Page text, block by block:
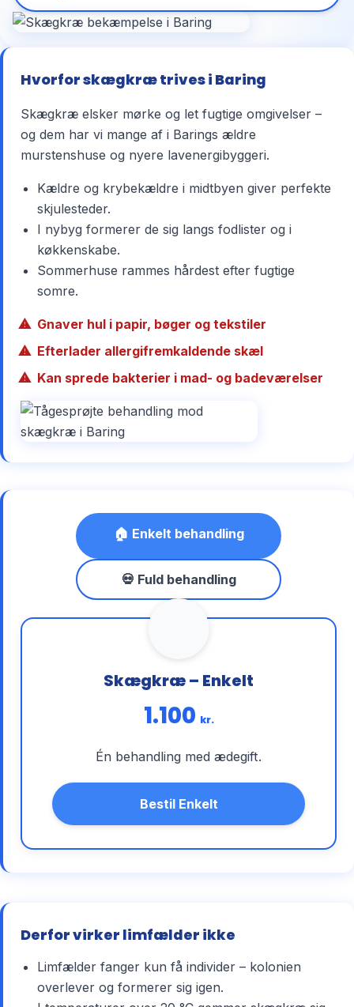
Hvorfor skægkræ trives i Baring
Skægkræ elsker mørke og let fugtige omgivelser –
og dem har vi mange af i Barings ældre
murstenshuse og nyere lavenergibyggeri.
Kældre og krybekældre i midtbyen giver perfekte
skjulesteder.
I nybyg formerer de sig langs fodlister og i
køkkenskabe.
Sommerhuse rammes hårdest efter fugtige
somre.
Gnaver hul i papir, bøger og tekstiler
Efterlader allergifremkaldende skæl
Kan sprede bakterier i mad- og badeværelser
🏠 Enkelt behandling
💀 Fuld behandling
Skægkræ – Enkelt
1.100 kr.
Én behandling med ædegift.
Bestil Enkelt
Derfor virker limfælder ikke
Limfælder fanger kun få individer – kolonien
overlever og formerer sig igen.